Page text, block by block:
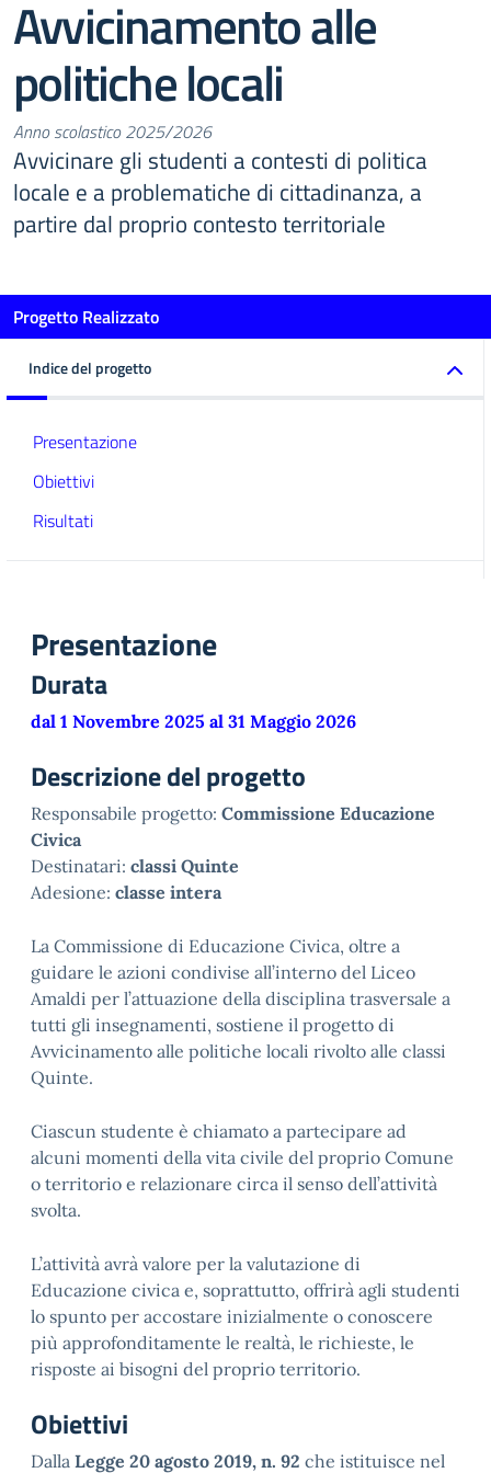
Avvicinamento alle
politiche locali
Anno scolastico 2025/2026
Avvicinare gli studenti a contesti di politica
locale e a problematiche di cittadinanza, a
partire dal proprio contesto territoriale
Progetto Realizzato
Indice del progetto
Presentazione
Obiettivi
Risultati
Presentazione
Durata
dal 1 Novembre 2025 al 31 Maggio 2026
Descrizione del progetto
Responsabile progetto: Commissione Educazione
Civica
Destinatari: classi Quinte
Adesione: classe intera
La Commissione di Educazione Civica, oltre a
guidare le azioni condivise all’interno del Liceo
Amaldi per l’attuazione della disciplina trasversale a
tutti gli insegnamenti, sostiene il progetto di
Avvicinamento alle politiche locali rivolto alle classi
Quinte.
Ciascun studente è chiamato a partecipare ad
alcuni momenti della vita civile del proprio Comune
o territorio e relazionare circa il senso dell’attività
svolta.
L’attività avrà valore per la valutazione di
Educazione civica e, soprattutto, offrirà agli studenti
lo spunto per accostare inizialmente o conoscere
più approfonditamente le realtà, le richieste, le
risposte ai bisogni del proprio territorio.
Obiettivi
Dalla Legge 20 agosto 2019, n. 92 che istituisce nel